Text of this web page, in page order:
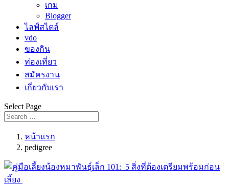
เกม
Blogger
ไลฟ์สไตล์
vdo
ของกิน
ท่องเที่ยว
สมัครงาน
เกี่ยวกับเรา
Select Page
หน้าแรก
pedigree